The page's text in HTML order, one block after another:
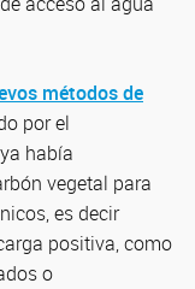
métodos de
por el
ya había
vegetal para
es decir
positiva, como
o